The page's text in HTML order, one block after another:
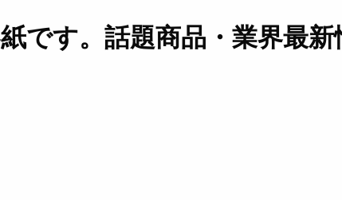
です。話題商品・業界最新